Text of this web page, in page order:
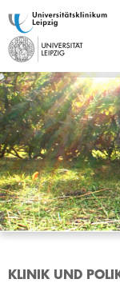
KLINIK UND